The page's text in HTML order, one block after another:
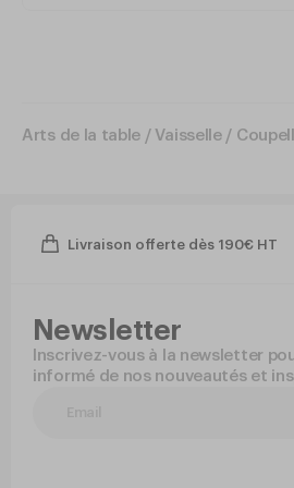
Arts de la table / Vaisselle /
Livraison offerte dès 190€ HT
Newsletter
Inscrivez-vous à la newsletter
informé de nos nouveautés et